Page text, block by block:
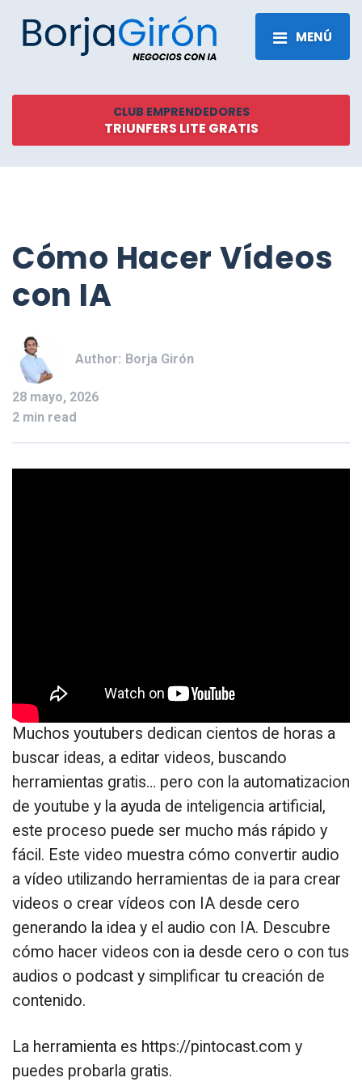
MENÚ
CLUB EMPRENDEDORES
TRIUNFERS LITE GRATIS
Cómo Hacer Vídeos
con IA
Author: Borja Girón
28 mayo, 2026
2 min read
Muchos youtubers dedican cientos de horas a
buscar ideas, a editar videos, buscando
herramientas gratis… pero con la automatizacion
de youtube y la ayuda de inteligencia artificial,
este proceso puede ser mucho más rápido y
fácil. Este video muestra cómo convertir audio
a vídeo utilizando herramientas de ia para crear
videos o crear vídeos con IA desde cero
generando la idea y el audio con IA. Descubre
cómo hacer videos con ia desde cero o con tus
audios o podcast y simplificar tu creación de
contenido.
La herramienta es https://pintocast.com y
puedes probarla gratis.